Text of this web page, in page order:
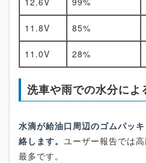
11.8V 85%
11.0V 28%
洗車や雨での水分によ
水滴が給油口周辺のゴムパッ
絡します。 ユーザー報告では
最多です。